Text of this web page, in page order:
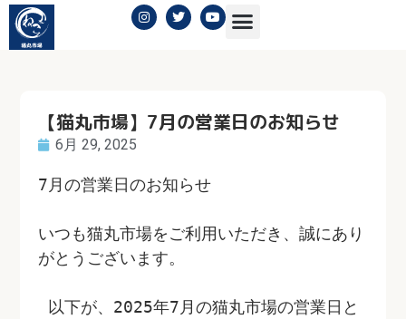
【猫丸市場】7月の営業日のお知らせ
6月 29, 2025
7月の営業日のお知らせ
いつも猫丸市場をご利用いただき、誠にあり
がとうございます。